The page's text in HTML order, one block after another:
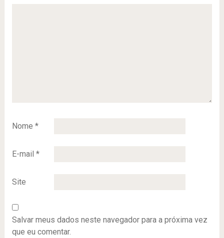
Nome *
E-mail *
Site
Salvar meus dados neste navegador para a próxima vez
que eu comentar.